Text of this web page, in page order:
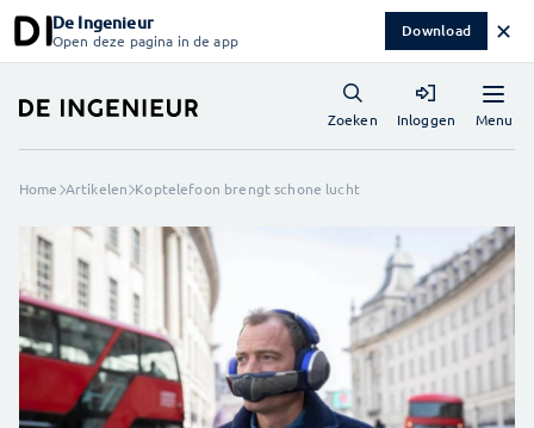
De Ingenieur
Open deze pagina in de app Download ✕
Menu
Zoeken Inloggen
Home Artikelen Koptelefoon brengt schone lucht